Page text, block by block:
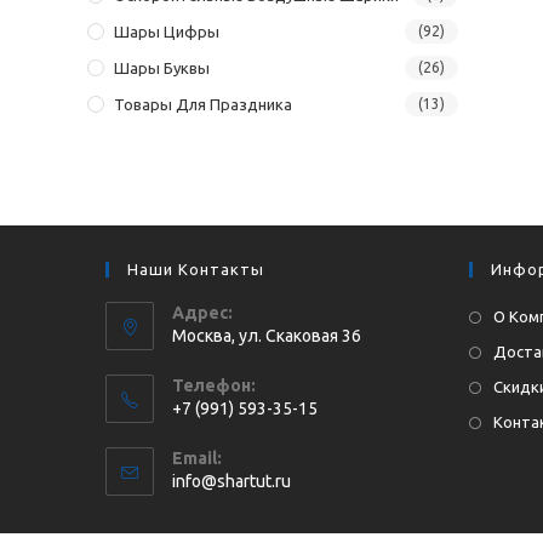
Шары Цифры (92)
Шары Буквы (26)
Товары Для Праздника (13)
Наши Контакты
Адрес:
Москва, ул. Cкаковая 36
Телефон:
+7 (991) 593-35-15
в
вашем
Email:
info@shartut.ru
О